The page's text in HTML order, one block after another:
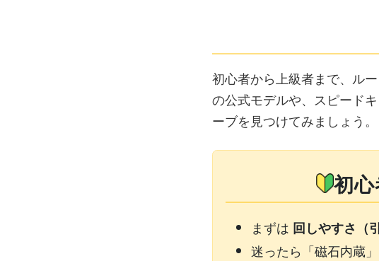
初心者から上級者まで、ル
の公式モデルや、スピード
ーブを見つけてみましょう。
初
まずは 回しやすさ（
迷ったら「磁石内蔵